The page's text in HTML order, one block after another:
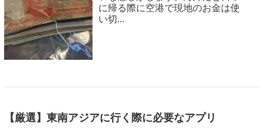
に帰る際に空港で現地のお金は使
い切...
【厳選】東南アジアに行く際に必要なアプリ